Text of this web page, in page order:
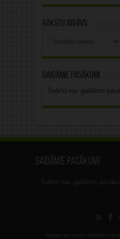
Rakstu arhīvs
Gaidāmie pasākumi
Šobrīd nav gaidāmo
Gaidāmie pasākumi
Šobrīd nav gaidāmo
Redakcija nenes atbildību